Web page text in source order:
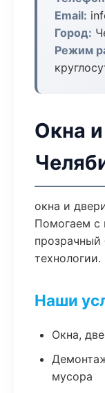
Email:
Город:
Режим
Окна
окна и
Помогаем с
технологии.
Наши
Окна,
мусора